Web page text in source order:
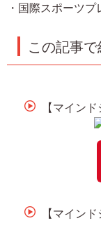
・国際スポーツ
この記事
【マイン
【マイン